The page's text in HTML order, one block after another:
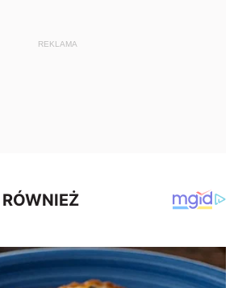
REKLAMA